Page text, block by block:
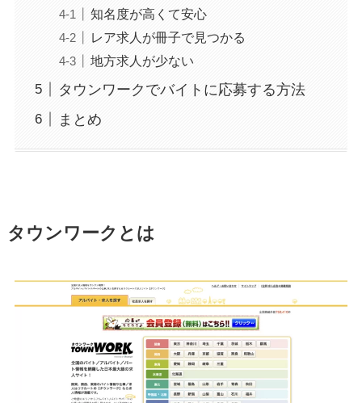
知名度が高くて安心
レア求人が冊子で見つかる
地方求人が少ない
タウンワークでバイトに応募する方法
まとめ
タウンワークとは